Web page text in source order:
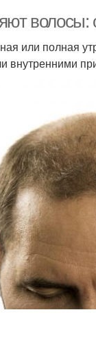
волосы:
или полная
внутренними